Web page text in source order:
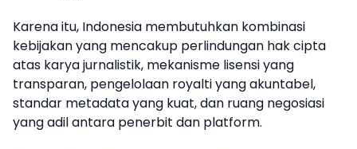
Karena itu, Indonesia membutuhkan kombinasi
kebijakan yang mencakup perlindungan hak cipta
atas karya jurnalistik, mekanisme lisensi yang
transparan, pengelolaan royalti yang akuntabel,
standar metadata yang kuat, dan ruang negosiasi
yang adil antara penerbit dan platform.